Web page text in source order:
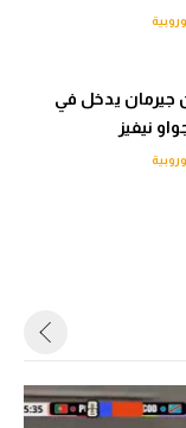
جيرمان يدخل في
نيفيز